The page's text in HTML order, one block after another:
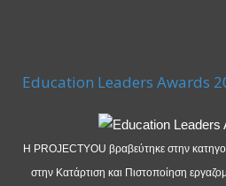
Education Leaders Awards
Η PROJECTYOU βραβεύτηκε στην
στην Κατάρτιση και Πιστοποίηση